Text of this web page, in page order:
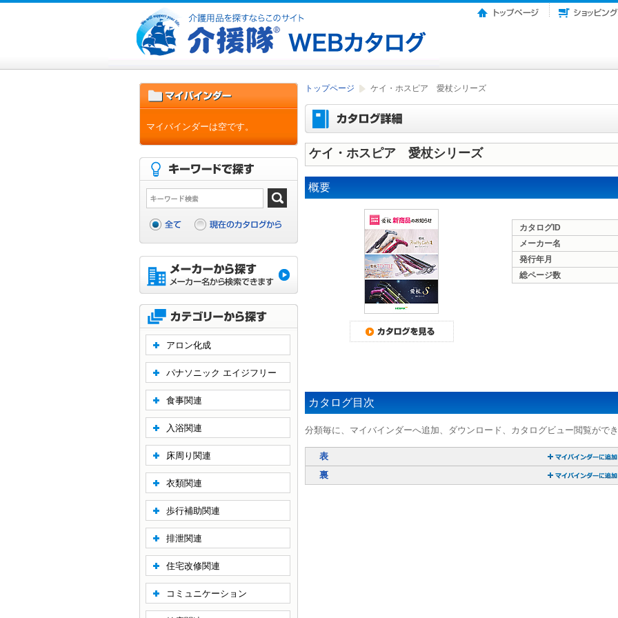
トップページ ケイ・ホスピア 愛杖シリーズ
ケイ・ホスピア 愛杖シリーズ
概要
カタログID
メーカー名
発行年月
総ページ数
カタログ目次
分類毎に、マイバインダーへ追加、ダウンロード、カタログビュー閲覧がで
表
裏
マイバインダーは空です。
アロン化成
パナソニック エイジフリー
食事関連
入浴関連
床周り関連
衣類関連
歩行補助関連
排泄関連
住宅改修関連
コミュニケーション